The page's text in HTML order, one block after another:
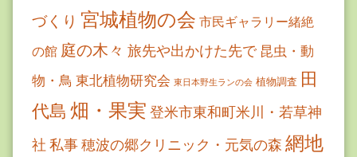
づくり 宮城植物の会 市民ギャラリー緒絶
の館 庭の木々 旅先や出かけた先で 昆虫・動
物・鳥 東北植物研究会 東日本野生ランの会 植物調査 田
代島 畑・果実 登米市東和町米川・若草神
社 私事穂波の郷クリニック・元気の森 網地